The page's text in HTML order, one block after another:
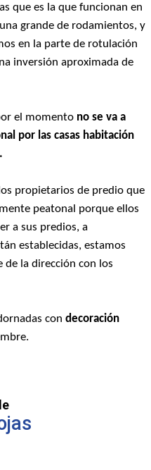
que es la que funcionan en
grande de rodamientos, y
en la parte de rotulación
inversión aproximada de
el momento no se va a
por las casas habitación
propietarios de predio que
peatonal porque ellos
a sus predios, a
establecidas, estamos
la dirección con los
condecoración